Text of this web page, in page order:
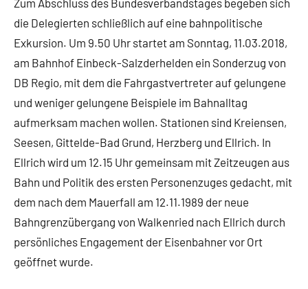
die Delegierten schließlich auf eine bahnpolitische
Exkursion. Um 9.50 Uhr startet am Sonntag, 11.03.2018,
am Bahnhof Einbeck-Salzderhelden ein Sonderzug von
DB Regio, mit dem die Fahrgastvertreter auf gelungene
und weniger gelungene Beispiele im Bahnalltag
aufmerksam machen wollen. Stationen sind Kreiensen,
Seesen, Gittelde-Bad Grund, Herzberg und Ellrich. In
Ellrich wird um 12.15 Uhr gemeinsam mit Zeitzeugen aus
Bahn und Politik des ersten Personenzuges gedacht, mit
dem nach dem Mauerfall am 12.11.1989 der neue
Bahngrenzübergang von Walkenried nach Ellrich durch
persönliches Engagement der Eisenbahner vor Ort
geöffnet wurde.